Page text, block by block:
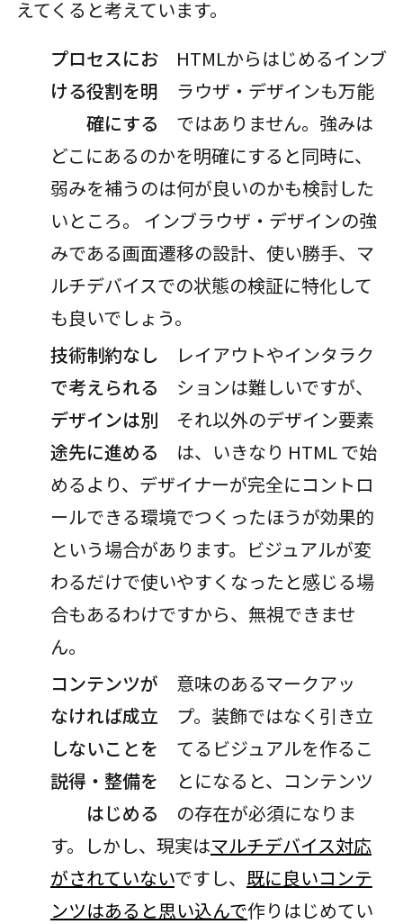
えてくると考えています。
プロセスにお
ける役割を明
確にする
HTMLからはじめるインブ
ラウザ・デザインも万能
ではありません。強みは
どこにあるのかを明確にすると同時に、
弱みを補うのは何が良いのかも検討した
いところ。 インブラウザ・デザインの強
みである画面遷移の設計、使い勝手、マ
ルチデバイスでの状態の検証に特化して
も良いでしょう。
技術制約なし
で考えられる
デザインは別
途先に進める
レイアウトやインタラク
ションは難しいですが、
それ以外のデザイン要素
は、いきなり HTML で始
めるより、デザイナーが完全にコントロ
ールできる環境でつくったほうが効果的
という場合があります。ビジュアルが変
わるだけで使いやすくなったと感じる場
合もあるわけですから、無視できませ
ん。
コンテンツが
なければ成立
しないことを
説得・整備を
はじめる
意味のあるマークアッ
プ。装飾ではなく引き立
てるビジュアルを作るこ
とになると、コンテンツ
の存在が必須になりま
す。しかし、現実はマルチデバイス対応
がされていないですし、 既に良いコンテ
ンツはあると思い込んで作りはじめてい